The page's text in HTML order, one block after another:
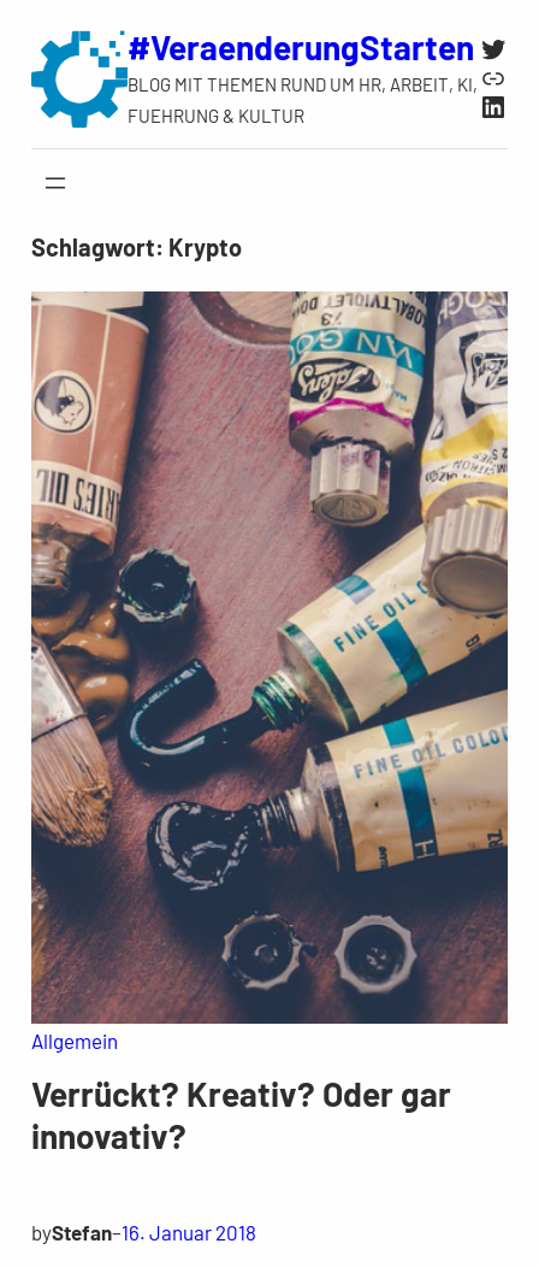
Inhalt
springen
#VeraenderungStarten
BLOG MIT THEMEN RUND UM HR, ARBEIT, KI,
FUEHRUNG & KULTUR
Link
Schlagwort: Krypto
Allgemein
Verrückt? Kreativ? Oder gar
innovativ?
byStefan–16. Januar 2018